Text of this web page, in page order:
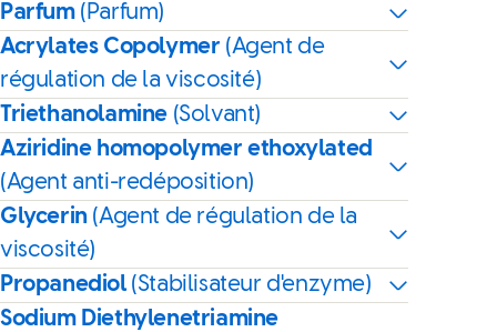
Parfum (Parfum)
Acrylates Copolymer (Agent de
régulation de la viscosité)
Triethanolamine (Solvant)
Aziridine homopolymer ethoxylated
(Agent anti-redéposition)
Glycerin (Agent de régulation de la
viscosité)
Propanediol(Stabilisateur d'enzyme)
Sodium Diethylenetriamine